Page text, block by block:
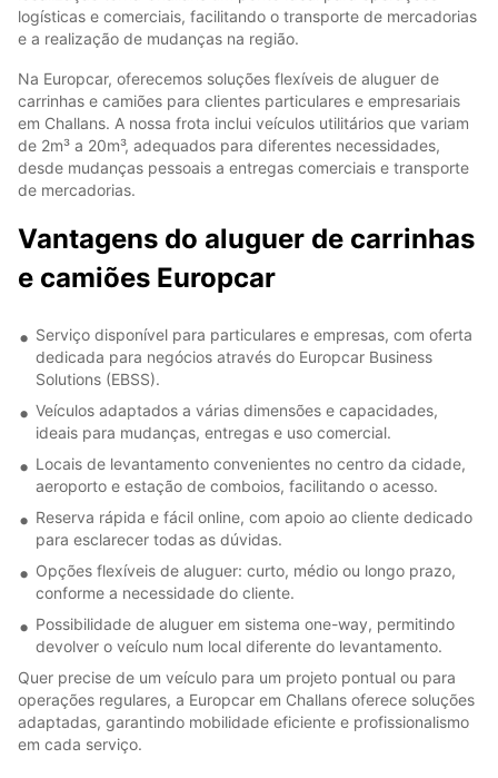
logísticas e comerciais, facilitando o transporte de mercadorias
e a realização de mudanças na região.
Na Europcar, oferecemos soluções flexíveis de aluguer de
carrinhas e camiões para clientes particulares e empresariais
em Challans. A nossa frota inclui veículos utilitários que variam
de 2m³ a 20m³, adequados para diferentes necessidades,
desde mudanças pessoais a entregas comerciais e transporte
de mercadorias.
Vantagens do aluguer de carrinhas
e camiões Europcar
Serviço disponível para particulares e empresas, com oferta
dedicada para negócios através do Europcar Business
Solutions (EBSS).
Veículos adaptados a várias dimensões e capacidades,
ideais para mudanças, entregas e uso comercial.
Locais de levantamento convenientes no centro da cidade,
aeroporto e estação de comboios, facilitando o acesso.
Reserva rápida e fácil online, com apoio ao cliente dedicado
para esclarecer todas as dúvidas.
Opções flexíveis de aluguer: curto, médio ou longo prazo,
conforme a necessidade do cliente.
Possibilidade de aluguer em sistema one-way, permitindo
devolver o veículo num local diferente do levantamento.
Quer precise de um veículo para um projeto pontual ou para
operações regulares, a Europcar em Challans oferece soluções
adaptadas, garantindo mobilidade eficiente e profissionalismo
em cada serviço.